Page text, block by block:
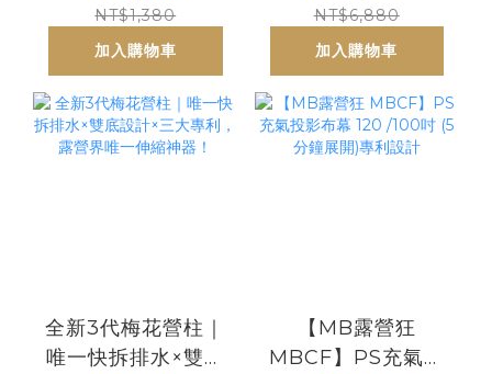
ODT / 客廳帳適用
NT$1,380
加入購物車
NT$6,880
加入購物車
全新3代梅花營柱｜
唯一快拆排水×雙底
【MB露營狂
MBCF】PS充氣投